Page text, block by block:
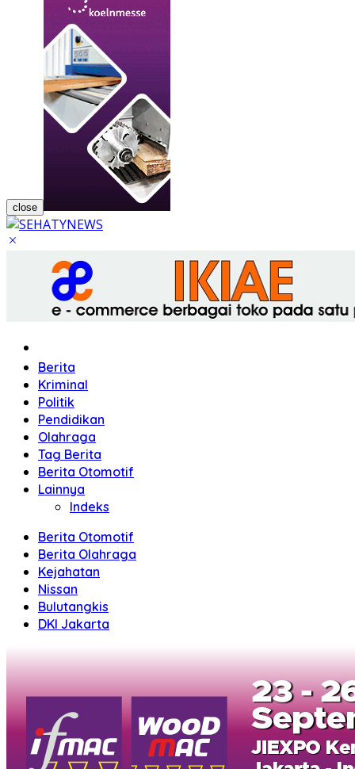
close
Berita
Kriminal
Politik
Pendidikan
Olahraga
Tag Berita
Berita Otomotif
Lainnya
Indeks
Berita Otomotif
Berita Olahraga
Kejahatan
Nissan
Bulutangkis
DKI Jakarta